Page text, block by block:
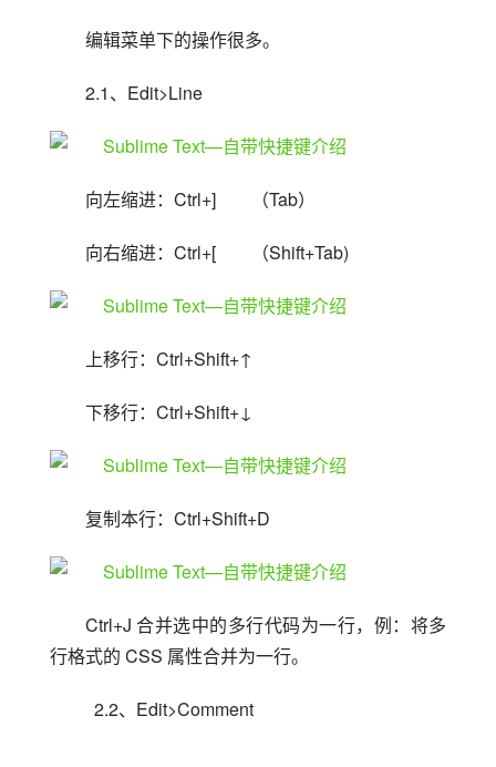
编辑菜单下的操作很多。
2.1、Edit>Line
向左缩进：Ctrl+]　　（Tab）
向右缩进：Ctrl+[　　（Shift+Tab)
上移行：Ctrl+Shift+↑
下移行：Ctrl+Shift+↓
复制本行：Ctrl+Shift+D
Ctrl+J 合并选中的多行代码为一行，例：将多
行格式的 CSS 属性合并为一行。
  2.2、Edit>Comment